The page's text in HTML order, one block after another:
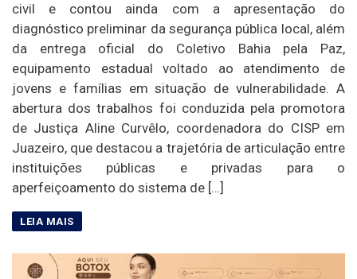
civil e contou ainda com a apresentação do
diagnóstico preliminar da segurança pública local, além
da entrega oficial do Coletivo Bahia pela Paz,
equipamento estadual voltado ao atendimento de
jovens e famílias em situação de vulnerabilidade. A
abertura dos trabalhos foi conduzida pela promotora
de Justiça Aline Curvêlo, coordenadora do CISP em
Juazeiro, que destacou a trajetória de articulação entre
instituições públicas e privadas para o
aperfeiçoamento do sistema de […]